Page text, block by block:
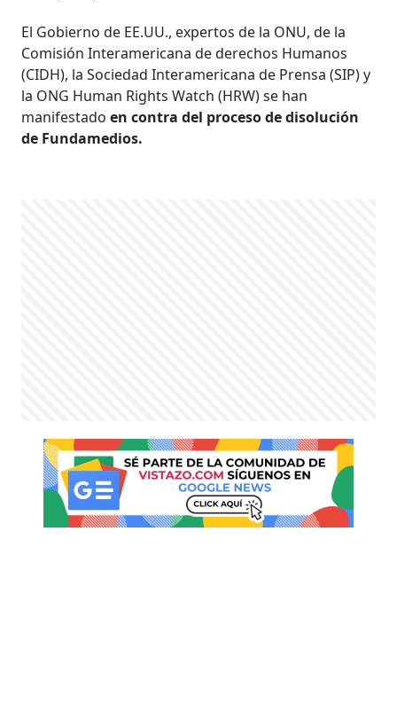
El Gobierno de EE.UU., expertos de la ONU, de la
Comisión Interamericana de derechos Humanos
(CIDH), la Sociedad Interamericana de Prensa (SIP) y
la ONG Human Rights Watch (HRW) se han
manifestadoen contra del proceso de disolución
de Fundamedios.